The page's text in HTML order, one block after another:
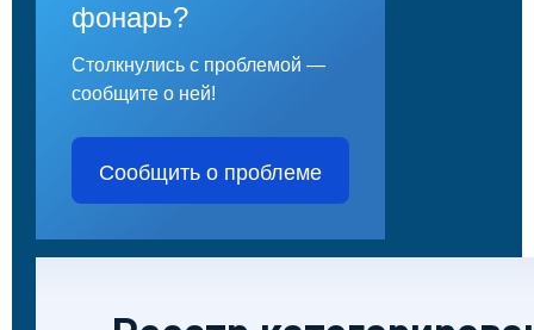
фонарь?
Столкнулись с проблемой —
сообщите о ней!
Сообщить о проблеме